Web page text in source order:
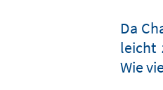
Da
leicht
Wie